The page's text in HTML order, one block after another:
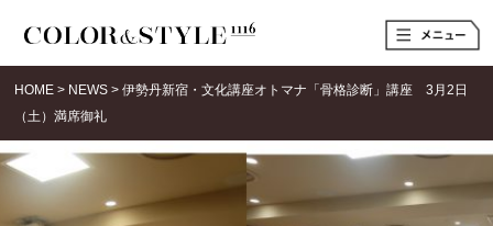
t
o
l
g
HOME > NEWS >伊勢丹新宿・文化講座オトマナ「骨格診断」講座 3月2日
（土）満席御礼